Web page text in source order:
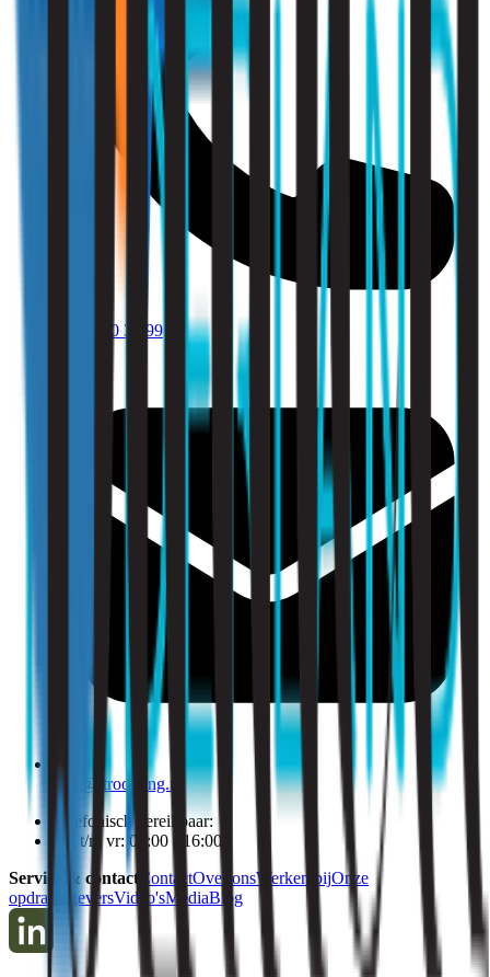
010 - 220 34 99
info@strooming.nl
Telefonisch bereikbaar:
Ma t/m vr: 09:00 - 16:00
Service & contact
ContactOver onsWerken bijOnze
opdrachtgeversVideo'sMediaBlog